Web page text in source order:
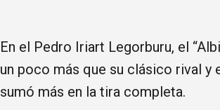
En el Pedro Iriart Legorburu, el
un poco más que su clásico rival y
sumó más en la tira completa.